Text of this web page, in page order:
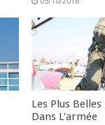
Les Plus
Dans L'armée